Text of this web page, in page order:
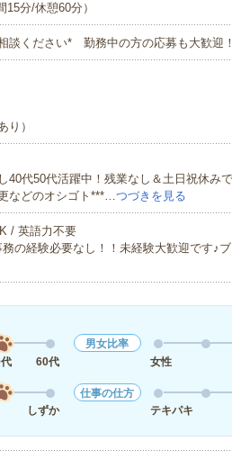
分/休憩60分）
談ください* 勤務中の方の応募も大歓迎！
り）
40代50代活躍中！残業なし＆土日祝休み
などのオシゴト***…つづきを見る
/ 英語力不要
の経験必要なし！！未経験大歓迎です♪
60代
男女比率
女性
しずか
仕事の仕方
テキパキ